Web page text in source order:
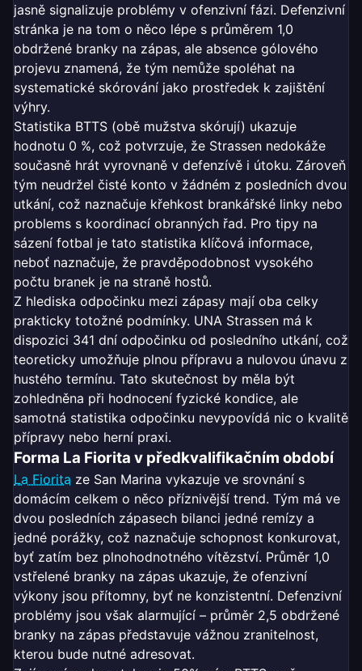
jasně signalizuje problémy v ofenzivní fázi. Defenzivní
stránka je na tom o něco lépe s průměrem 1,0
obdržené branky na zápas, ale absence gólového
projevu znamená, že tým nemůže spoléhat na
systematické skórování jako prostředek k zajištění
výhry.
Statistika BTTS (obě mužstva skórují) ukazuje
hodnotu 0 %, což potvrzuje, že Strassen nedokáže
současně hrát vyrovnaně v defenzívě i útoku. Zároveň
tým neudržel čisté konto v žádném z posledních dvou
utkání, což naznačuje křehkost brankářské linky nebo
problems s koordinací obranných řad. Pro tipy na
sázení fotbal je tato statistika klíčová informace,
neboť naznačuje, že pravděpodobnost vysokého
počtu branek je na straně hostů.
Z hlediska odpočinku mezi zápasy mají oba celky
prakticky totožné podmínky. UNA Strassen má k
dispozici 341 dní odpočinku od posledního utkání, což
teoreticky umožňuje plnou přípravu a nulovou únavu z
hustého termínu. Tato skutečnost by měla být
zohledněna při hodnocení fyzické kondice, ale
samotná statistika odpočinku nevypovídá nic o kvalitě
přípravy nebo herní praxi.
Forma La Fiorita v předkvalifikačním období
La Fiorita ze San Marina vykazuje ve srovnání s
domácím celkem o něco příznivější trend. Tým má ve
dvou posledních zápasech bilanci jedné remízy a
jedné porážky, což naznačuje schopnost konkurovat,
byť zatím bez plnohodnotného vítězství. Průměr 1,0
vstřelené branky na zápas ukazuje, že ofenzivní
výkony jsou přítomny, byť ne konzistentní. Defenzivní
problémy jsou však alarmující – průměr 2,5 obdržené
branky na zápas představuje vážnou zranitelnost,
kterou bude nutné adresovat.